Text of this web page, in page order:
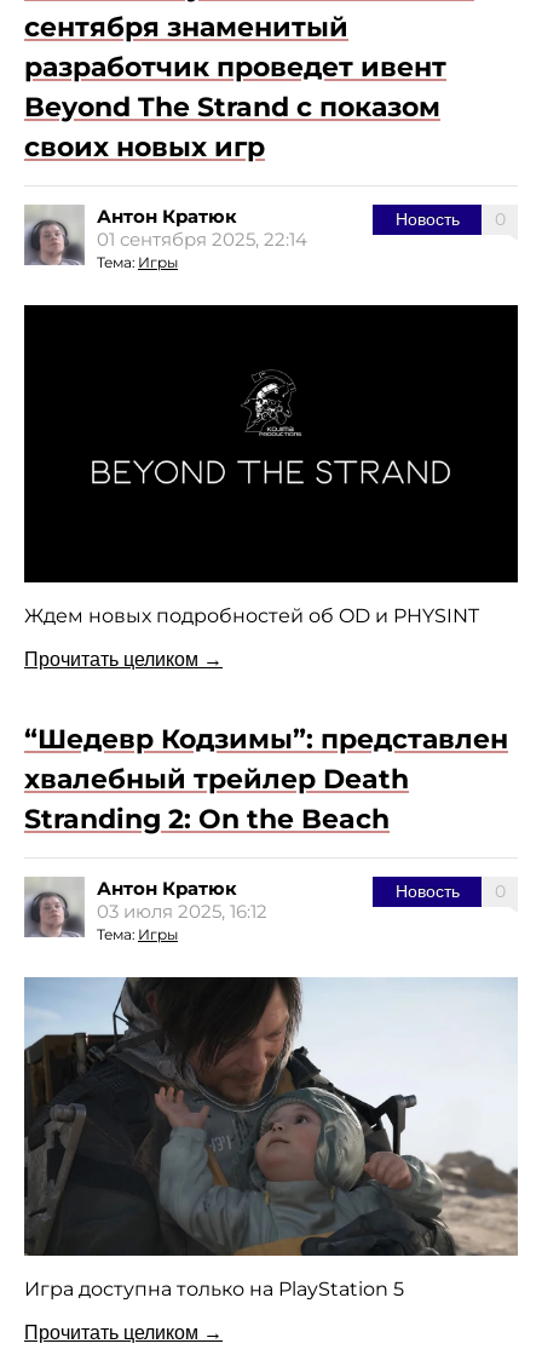
сентября знаменитый
разработчик проведет ивент
Beyond The Strand с показом
своих новых игр
0
Новость
Антон Кратюк
01 сентября 2025, 22:14
Тема: Игры
Ждем новых подробностей об OD и PHYSINT
Прочитать целиком →
“Шедевр Кодзимы”: представлен
хвалебный трейлер Death
Stranding 2: On the Beach
0
Новость
Антон Кратюк
03 июля 2025, 16:12
Тема: Игры
Игра доступна только на PlayStation 5
Прочитать целиком →